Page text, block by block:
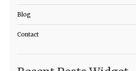
Blog
Contact